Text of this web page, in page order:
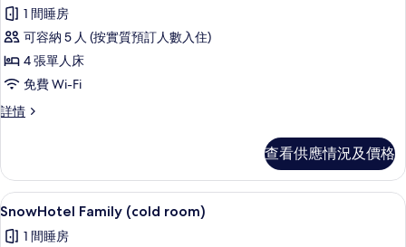
有
Family
Glass
Igloo
(warm
相
片
1 間睡房
可容納 5 人 (按實質預訂人數入住)
4 張單人床
免費 Wi-Fi
詳情
Family
room)
詳
情
查看供應情況及價格
載
入
9
SnowHotel Family (cold room)
1 間睡房